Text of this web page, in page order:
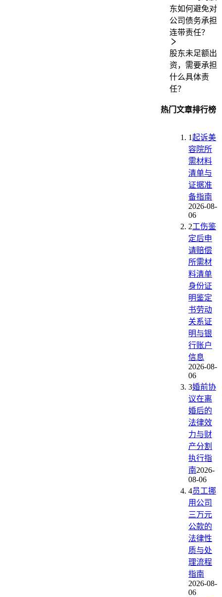
东如何避免对
公司债务承担
连带责任？
股东未足额出
资，需要承担
什么具体责
任？
热门文章排行榜
1起诉美
容院所
需材料
清单与
证据准
备指南
2026-08-
06
2工伤鉴
定后申
请赔偿
所需材
料清单
身份证
明鉴定
书劳动
关系证
明与银
行账户
信息
2026-08-
06
3婚前协
议在离
婚后的
法律效
力与财
产分割
执行指
南2026-
08-06
4员工挪
用公司
三万元
公款的
法律性
质与处
理流程
指南
2026-08-
06